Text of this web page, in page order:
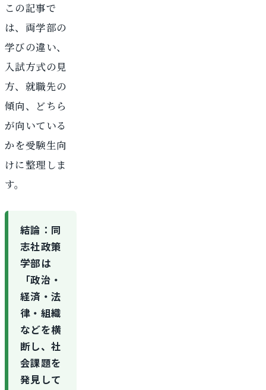
この記事で
は、両学部の
学びの違い、
入試方式の見
方、就職先の
傾向、どちら
が向いている
かを受験生向
けに整理しま
す。
結論：同
志社政策
学部は
「政治・
経済・法
律・組織
などを横
断し、社
会課題を
発見して